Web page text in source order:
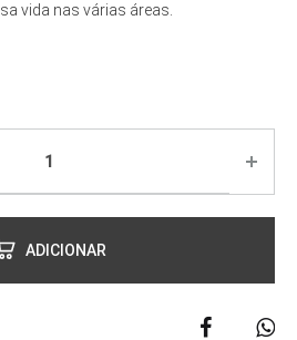
vida nas várias áreas.
ADICIONAR